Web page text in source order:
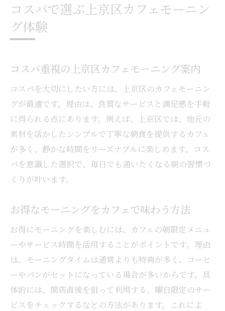
コスパで選ぶ上京区カフェモーニン
グ体験
コスパ重視の上京区カフェモーニング案内
コスパを大切にしたい方には、上京区のカフェモーニン
グが最適です。理由は、良質なサービスと満足感を手軽
に得られる点にあります。例えば、上京区では、地元の
素材を活かしたシンプルで丁寧な朝食を提供するカフェ
が多く、静かな時間をリーズナブルに楽しめます。コス
パを意識した選択で、毎日でも通いたくなる朝の習慣づ
くりが叶います。
お得なモーニングをカフェで味わう方法
お得にモーニングを楽しむには、カフェの朝限定メニュ
ーやサービス時間を活用することがポイントです。理由
は、モーニングタイムは通常よりも特典が多く、コーヒ
ーやパンがセットになっている場合が多いからです。具
体的には、開店直後を狙って利用する、曜日限定のサー
ビスをチェックするなどの方法があります。これによ